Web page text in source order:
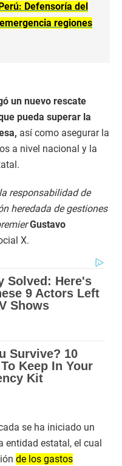
Defensoría del
regiones
un nuevo rescate
pueda superar la
así como asegurar la
a nivel nacional y la
responsabilidad de
heredada de gestiones
Gustavo
X.
se ha iniciado un
entidad estatal, el cual
de los gastos